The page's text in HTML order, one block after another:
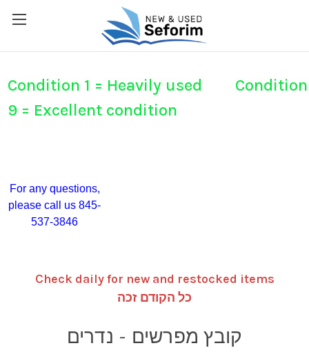
Condition 1 = Heavily used Condition
9 = Excellent condition
For any questions,
please call us 845-
537-3846
Check daily for new and restocked items
כל הקודם זכה
קובץ מפרשים - נדרים